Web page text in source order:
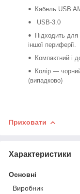
Кабель USB
USB-3.0
Підходить для
іншої периферії.
Компактний і
Колір —
(випадково)
Приховати
Характеристики
Основні
Виробник